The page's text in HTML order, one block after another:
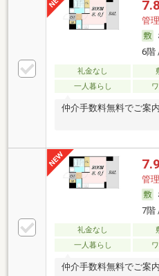
管
6階
礼金なし
一人暮らし
仲介手数料無料でご案
管
7階
礼金なし
一人暮らし
仲介手数料無料でご案